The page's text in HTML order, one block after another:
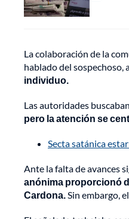
La colaboración de la
hablado del sospechoso,
individuo.
Las autoridades
pero la atención se
Secta satánica
Ante la falta de avances
anónima proporcionó
Cardona.Sin embargo,